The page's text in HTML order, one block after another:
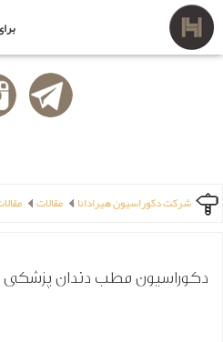
شرکت دکوراسیون هیرادانا مقالات
دکوراسیون مطب دندان پزشکی